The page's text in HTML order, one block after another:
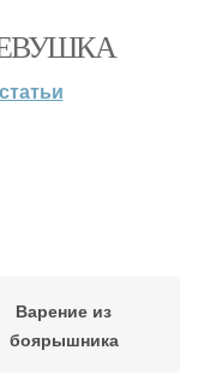
статьи
Варение из
боярышника